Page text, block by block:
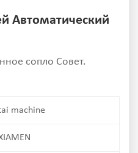
Автоматический
сопло Совет.
machine